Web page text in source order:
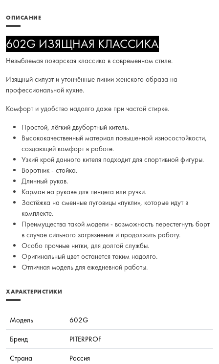
ОПИСАНИЕ
602G ИЗЯЩНАЯ КЛАССИКА
Незыблемая поварская классика в современном стиле.
Изящный силуэт и утончённые линии женского образа на
профессиональной кухне.
Комфорт и удобство надолго даже при частой стирке.
Простой, лёгкий двубортный китель.
Высококачественный материал повышенной износостойкости,
создающий комфорт в работе.
Узкий крой данного кителя подходит для спортивной фигуры.
Воротник - стойка.
Длинный рукав.
Карман на рукаве для пинцета или ручки.
Застёжка на сменные пуговицы «пукли», которые идут в
комплекте.
Преимущества такой модели - возможность перестегнуть борт
в случае сильного загрязнения и продолжить работу.
Особо прочные нитки, для долгой службы.
Оригинальный цвет останется таким надолго.
Отличная модель для ежедневной работы.
ХАРАКТЕРИСТИКИ
Модель
602G
Бренд
PITERPROF
Страна
Россия